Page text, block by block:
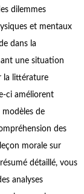
dilemmes
et mentaux
dans la
une situation
la littérature
ci améliorent
modèles de
des
morale sur
détaillé, vous
analyses